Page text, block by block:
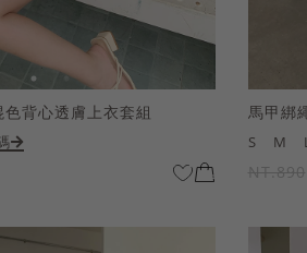
背心透膚上衣套組 馬甲綁
S M
NT.890